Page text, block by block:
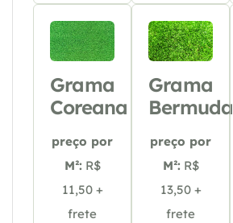
Grama
Coreana
preço por
M²: R$
11,50 +
frete
Grama
Bermuda
preço por
M²: R$
13,50 +
frete